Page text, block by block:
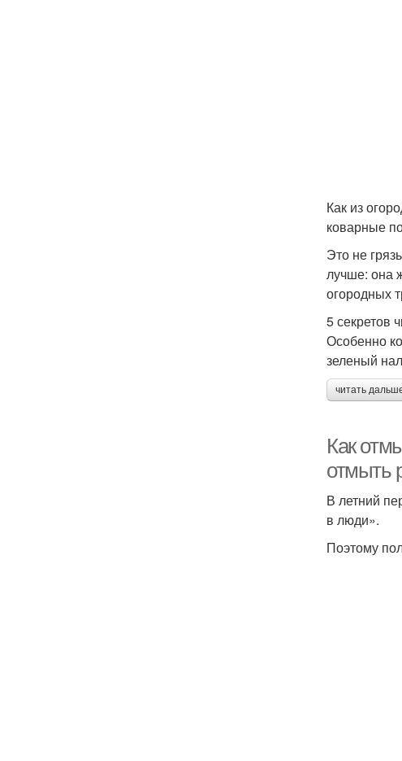
Как из
коварные
Это не
лучше: она
огородных
5 секретов
Особенно
зеленый
читать
Как
отмыть
В летний
в люди».
Поэтому